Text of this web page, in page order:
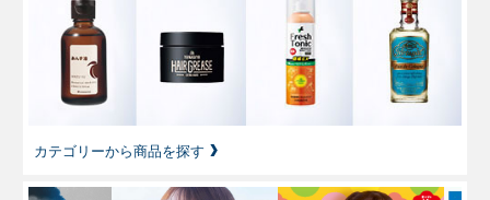
カテゴリーから商品を探す